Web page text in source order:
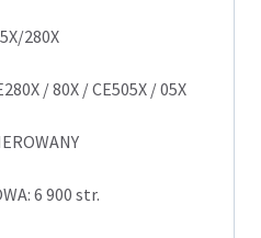
280X
/ 80X / CE505X / 05X
6 900 str.